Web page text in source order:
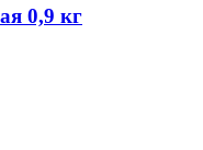
0,9 кг